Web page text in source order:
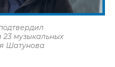
музыкальных
Шатунова